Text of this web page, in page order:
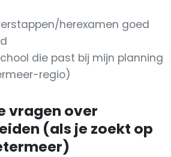
herexamen goed
die past bij mijn planning
regio)
vragen over
(als je zoekt op